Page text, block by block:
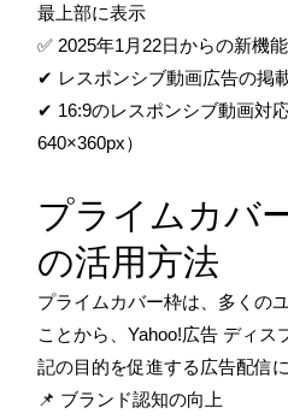
最上部に表示
✅ 2025年1月22日からの新機能
✔ レスポンシブ動画広告の掲
✔ 16:9のレスポンシブ動画対
640×360px）
プライムカバ
の活用方法
プライムカバー枠は、多くの
ことから、Yahoo!広告 ディ
記の目的を促進する広告配信
📌 ブランド認知の向上